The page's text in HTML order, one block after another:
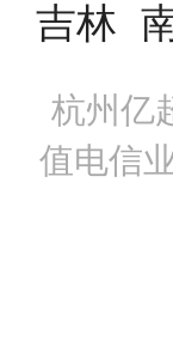
吉林
杭州亿
值电信